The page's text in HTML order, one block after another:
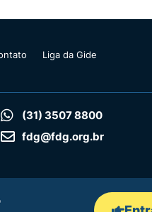
Liga da Gide
(31) 3507 8800
fdg@fdg.org.br